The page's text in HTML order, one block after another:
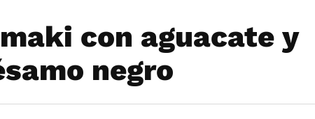
con aguacate y
negro